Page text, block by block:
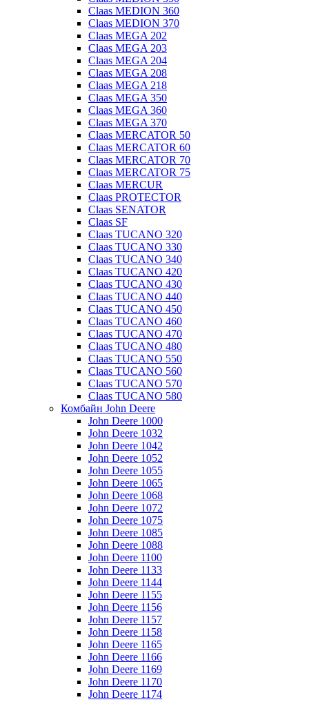
Claas MEDION 360
Claas MEDION 370
Claas MEGA 202
Claas MEGA 203
Claas MEGA 204
Claas MEGA 208
Claas MEGA 218
Claas MEGA 350
Claas MEGA 360
Claas MEGA 370
Claas MERCATOR 50
Claas MERCATOR 60
Claas MERCATOR 70
Claas MERCATOR 75
Claas MERCUR
Claas PROTECTOR
Claas SENATOR
Claas SF
Claas TUCANO 320
Claas TUCANO 330
Claas TUCANO 340
Claas TUCANO 420
Claas TUCANO 430
Claas TUCANO 440
Claas TUCANO 450
Claas TUCANO 460
Claas TUCANO 470
Claas TUCANO 480
Claas TUCANO 550
Claas TUCANO 560
Claas TUCANO 570
Claas TUCANO 580
Комбайн John Deere
John Deere 1000
John Deere 1032
John Deere 1042
John Deere 1052
John Deere 1055
John Deere 1065
John Deere 1068
John Deere 1072
John Deere 1075
John Deere 1085
John Deere 1088
John Deere 1100
John Deere 1133
John Deere 1144
John Deere 1155
John Deere 1156
John Deere 1157
John Deere 1158
John Deere 1165
John Deere 1166
John Deere 1169
John Deere 1170
John Deere 1174